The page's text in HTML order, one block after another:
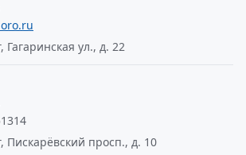
Гагаринская ул., д. 22
Пискарёвский просп., д. 10